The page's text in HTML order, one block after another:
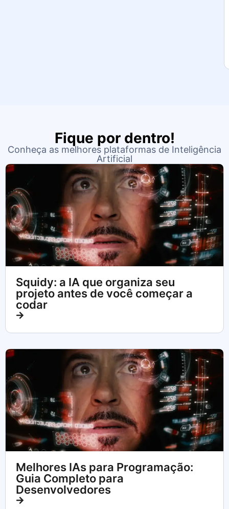
Fique por dentro!
Conheça as melhores plataformas de Inteligência
Artificial
Squidy: a IA que organiza seu
projeto antes de você começar a
codar
Melhores IAs para Programação:
Guia Completo para
Desenvolvedores